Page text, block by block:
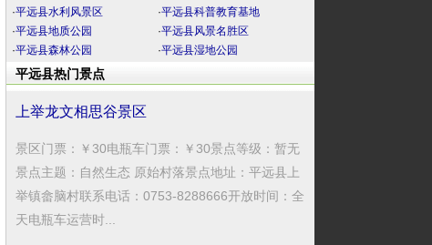
·平远县水利风景区 ·平远县科普教育基地
·平远县地质公园 ·平远县风景名胜区
·平远县森林公园 ·平远县湿地公园
平远县热门景点
上举龙文相思谷景区
景区门票：￥30电瓶车门票：￥30景点等级：暂无
景点主题：自然生态 原始村落景点地址：平远县上
举镇畲脑村联系电话：0753-8288666开放时间：全
天电瓶车运营时...